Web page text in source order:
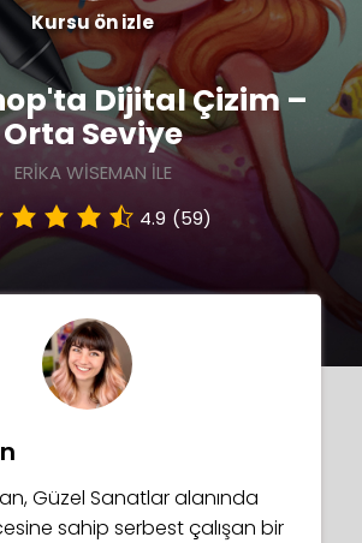
Kursu ön izle
Dijital Çizim –
Orta Seviye
ERIKA WISEMAN ILE
4.9 (59)
Güzel Sanatlar alanında
sahip serbest çalışan bir